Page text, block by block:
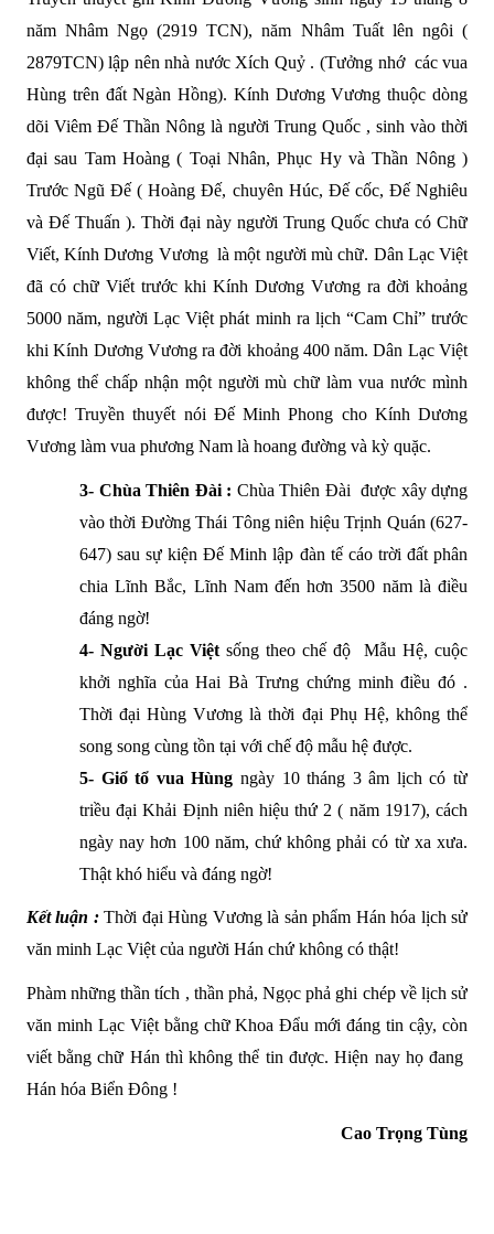
năm Nhâm Ngọ (2919 TCN), năm Nhâm Tuất lên ngôi (
2879TCN) lập nên nhà nước Xích Quỷ . (Tưởng nhớ các vua
Hùng trên đất Ngàn Hồng). Kính Dương Vương thuộc dòng
dõi Viêm Đế Thần Nông là người Trung Quốc , sinh vào thời
đại sau Tam Hoàng ( Toại Nhân, Phục Hy và Thần Nông )
Trước Ngũ Đế ( Hoàng Đế, chuyên Húc, Đế cốc, Đế Nghiêu
và Đế Thuấn ). Thời đại này người Trung Quốc chưa có Chữ
Viết, Kính Dương Vương là một người mù chữ. Dân Lạc Việt
đã có chữ Viết trước khi Kính Dương Vương ra đời khoảng
5000 năm, người Lạc Việt phát minh ra lịch “Cam Chỉ” trước
khi Kính Dương Vương ra đời khoảng 400 năm. Dân Lạc Việt
không thể chấp nhận một người mù chữ làm vua nước mình
được! Truyền thuyết nói Đế Minh Phong cho Kính Dương
Vương làm vua phương Nam là hoang đường và kỳ quặc.
3- Chùa Thiên Đài : Chùa Thiên Đài được xây dựng
vào thời Đường Thái Tông niên hiệu Trịnh Quán (627-
647) sau sự kiện Đế Minh lập đàn tế cáo trời đất phân
chia Lĩnh Bắc, Lĩnh Nam đến hơn 3500 năm là điều
đáng ngờ!
4- Người Lạc Việtsống theo chế độ Mẫu Hệ, cuộc
khởi nghĩa của Hai Bà Trưng chứng minh điều đó .
Thời đại Hùng Vương là thời đại Phụ Hệ, không thể
song song cùng tồn tại với chế độ mẫu hệ được.
5- Giổ tổ vua Hùng ngày 10 tháng 3 âm lịch có từ
triều đại Khải Định niên hiệu thứ 2 ( năm 1917), cách
ngày nay hơn 100 năm, chứ không phải có từ xa xưa.
Thật khó hiểu và đáng ngờ!
Kết luận :Thời đại Hùng Vương là sản phẩm Hán hóa lịch sử
văn minh Lạc Việt của người Hán chứ không có thật!
Phàm những thần tích , thần phả, Ngọc phả ghi chép về lịch sử
văn minh Lạc Việt bằng chữ Khoa Đẩu mới đáng tin cậy, còn
viết bằng chữ Hán thì không thể tin được. Hiện nay họ đang
Hán hóa Biển Đông !
Cao Trọng Tùng